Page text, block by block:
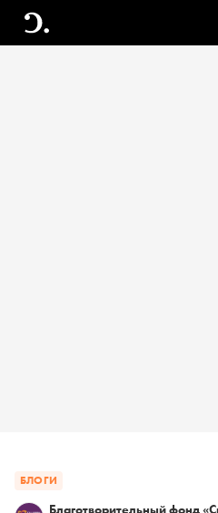
БЛОГИ
Благотворительный фонд